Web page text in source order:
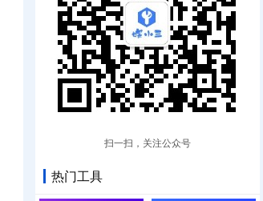
扫一扫，关注公众号
热门工具